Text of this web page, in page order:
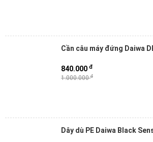
Cần câu máy đứng Daiwa
1.000.000đ
840.000 đ
Dây dù PE Daiwa Black